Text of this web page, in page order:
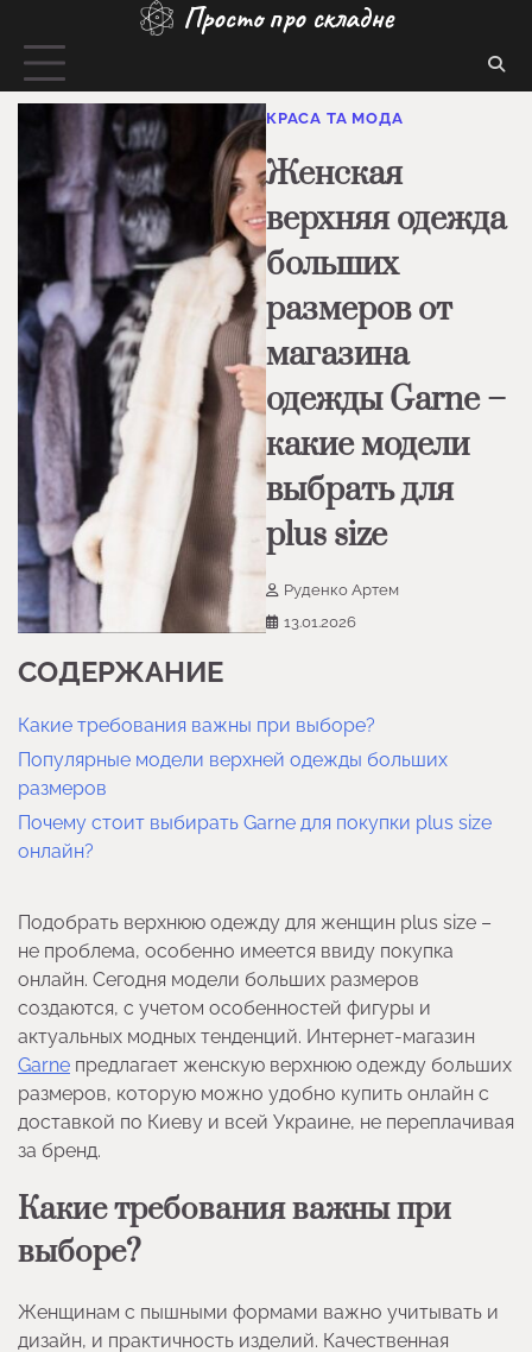
вмісту
Просто про складне
КРАСА ТА МОДА
Женская
верхняя одежда
больших
размеров от
магазина
одежды Garne –
какие модели
выбрать для
plus size
Руденко Артем
13.01.2026
СОДЕРЖАНИЕ
Какие требования важны при выборе?
Популярные модели верхней одежды больших
размеров
Почему стоит выбирать Garne для покупки plus size
онлайн?
Подобрать верхнюю одежду для женщин plus size –
не проблема, особенно имеется ввиду покупка
онлайн. Сегодня модели больших размеров
создаются, с учетом особенностей фигуры и
актуальных модных тенденций. Интернет-магазин
Garne предлагает женскую верхнюю одежду больших
размеров, которую можно удобно купить онлайн с
доставкой по Киеву и всей Украине, не переплачивая
за бренд.
Какие требования важны при
выборе?
Женщинам с пышными формами важно учитывать и
дизайн, и практичность изделий. Качественная